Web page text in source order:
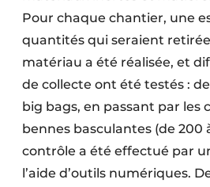
Pour chaque chantier, une
quantités qui seraient
matériau a été réalisée, et
de collecte ont été testés :
big bags, en passant par les
bennes basculantes (de 200
contrôle a été effectué par
l’aide d’outils numériques.